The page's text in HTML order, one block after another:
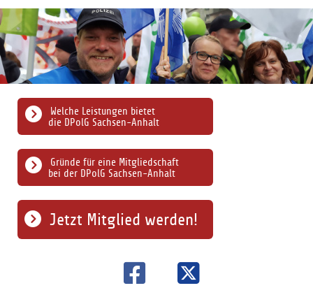
Gründe für eine Mitgliedschaft
bei der DPolG Sachsen-Anhalt
Welche Leistungen bietet
die DPolG Sachsen-Anhalt
Jetzt Mitglied werden!